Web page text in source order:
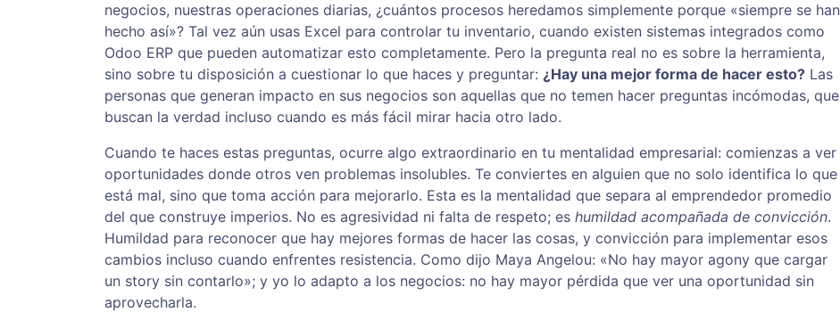
negocios, nuestras operaciones diarias, ¿cuántos procesos heredamos simplemente porque «siempre se han
hecho así»? Tal vez aún usas Excel para controlar tu inventario, cuando existen sistemas integrados como
Odoo ERP que pueden automatizar esto completamente. Pero la pregunta real no es sobre la herramienta,
sino sobre tu disposición a cuestionar lo que haces y preguntar: ¿Hay una mejor forma de hacer esto? Las
personas que generan impacto en sus negocios son aquellas que no temen hacer preguntas incómodas, que
buscan la verdad incluso cuando es más fácil mirar hacia otro lado.
Cuando te haces estas preguntas, ocurre algo extraordinario en tu mentalidad empresarial: comienzas a ver
oportunidades donde otros ven problemas insolubles. Te conviertes en alguien que no solo identifica lo que
está mal, sino que toma acción para mejorarlo. Esta es la mentalidad que separa al emprendedor promedio
del que construye imperios. No es agresividad ni falta de respeto; es humildad acompañada de convicción.
Humildad para reconocer que hay mejores formas de hacer las cosas, y convicción para implementar esos
cambios incluso cuando enfrentes resistencia. Como dijo Maya Angelou: «No hay mayor agony que cargar
un story sin contarlo»; y yo lo adapto a los negocios: no hay mayor pérdida que ver una oportunidad sin
aprovecharla.